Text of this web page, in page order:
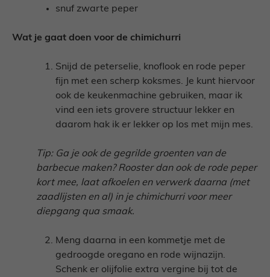
snuf zwarte peper
Wat je gaat doen voor de chimichurri
Snijd de peterselie, knoflook en rode peper
fijn met een scherp koksmes. Je kunt hiervoor
ook de keukenmachine gebruiken, maar ik
vind een iets grovere structuur lekker en
daarom hak ik er lekker op los met mijn mes.
Tip: Ga je ook de gegrilde groenten van de
barbecue maken? Rooster dan ook de rode peper
kort mee, laat afkoelen en verwerk daarna (met
zaadlijsten en al) in je chimichurri voor meer
diepgang qua smaak.
Meng daarna in een kommetje met de
gedroogde oregano en rode wijnazijn.
Schenk er olijfolie extra vergine bij tot de